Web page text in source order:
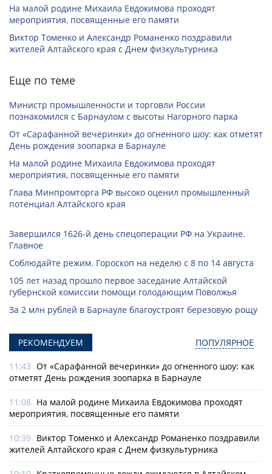
На малой родине Михаила Евдокимова проходят
мероприятия, посвященные его памяти
Виктор Томенко и Александр Романенко поздравили
жителей Алтайского края с Днем физкультурника
Еще по теме
Министр промышленности и торговли России
познакомился с Барнаулом с высоты Нагорного парка
От «Сарафанной вечеринки» до огненного шоу: как отметят
День рождения зоопарка в Барнауле
На малой родине Михаила Евдокимова проходят
мероприятия, посвященные его памяти
Глава Минпромторга РФ высоко оценил промышленный
потенциал Алтайского края
Завершился 1626-й день спецоперации РФ на Украине.
Главное
Соблюдайте режим. Гороскоп на неделю с 8 по 14 августа
105 лет назад прошло первое заседание Алтайской
губернской комиссии помощи голодающим Поволжья
За 2 млн рублей в Барнауле благоустроят березовую рощу
РЕКОМЕНДУЕМ ПОПУЛЯРНОЕ
11:43 От «Сарафанной вечеринки» до огненного шоу: как
отметят День рождения зоопарка в Барнауле
11:08 На малой родине Михаила Евдокимова проходят
мероприятия, посвященные его памяти
10:39 Виктор Томенко и Александр Романенко поздравили
жителей Алтайского края с Днем физкультурника